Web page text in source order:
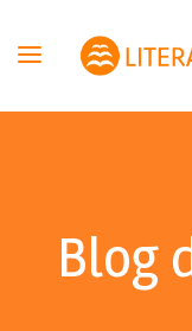
Blog